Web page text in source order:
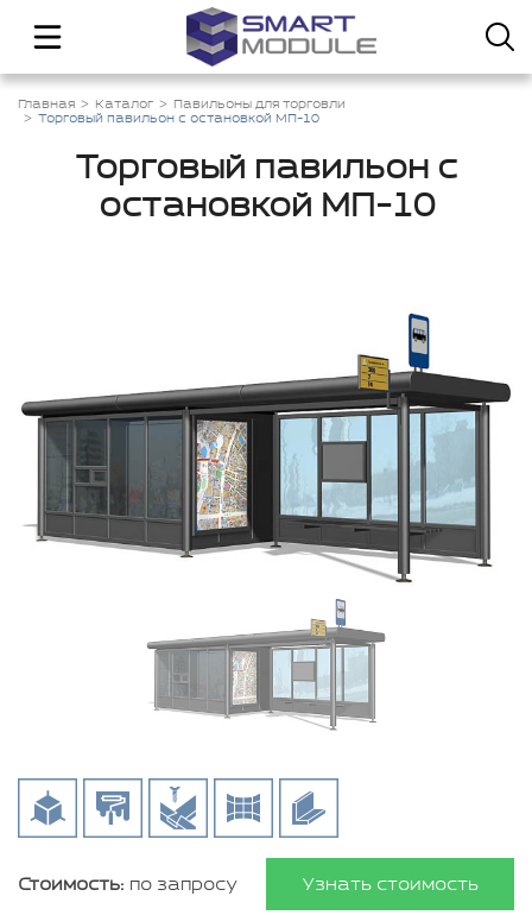
Главная Каталог
Павильоны для торговли
Торговый павильон с остановкой МП-10
Торговый павильон с
остановкой МП-10
Стоимость: по запросу Узнать стоимость